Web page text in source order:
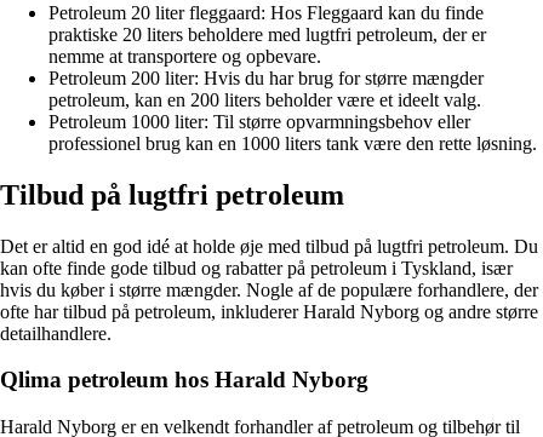
Petroleum 20 liter fleggaard: Hos Fleggaard kan du finde
praktiske 20 liters beholdere med lugtfri petroleum, der er
nemme at transportere og opbevare.
Petroleum 200 liter: Hvis du har brug for større mængder
petroleum, kan en 200 liters beholder være et ideelt valg.
Petroleum 1000 liter: Til større opvarmningsbehov eller
professionel brug kan en 1000 liters tank være den rette løsning.
Tilbud på lugtfri petroleum
Det er altid en god idé at holde øje med tilbud på lugtfri petroleum. Du
kan ofte finde gode tilbud og rabatter på petroleum i Tyskland, især
hvis du køber i større mængder. Nogle af de populære forhandlere, der
ofte har tilbud på petroleum, inkluderer Harald Nyborg og andre større
detailhandlere.
Qlima petroleum hos Harald Nyborg
Harald Nyborg er en velkendt forhandler af petroleum og tilbehør til